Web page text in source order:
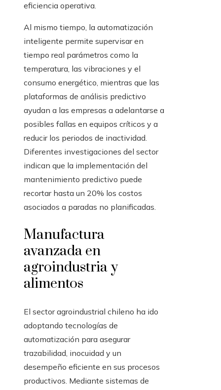
eficiencia operativa.
Al mismo tiempo, la automatización
inteligente permite supervisar en
tiempo real parámetros como la
temperatura, las vibraciones y el
consumo energético, mientras que las
plataformas de análisis predictivo
ayudan a las empresas a adelantarse a
posibles fallas en equipos críticos y a
reducir los periodos de inactividad.
Diferentes investigaciones del sector
indican que la implementación del
mantenimiento predictivo puede
recortar hasta un 20% los costos
asociados a paradas no planificadas.
Manufactura
avanzada en
agroindustria y
alimentos
El sector agroindustrial chileno ha ido
adoptando tecnologías de
automatización para asegurar
trazabilidad, inocuidad y un
desempeño eficiente en sus procesos
productivos. Mediante sistemas de